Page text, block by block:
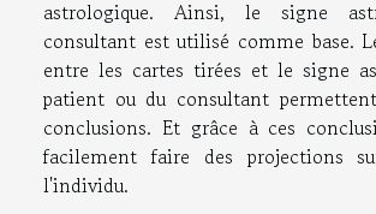
astrologique. Ainsi, le signe
consultant est utilisé comme base.
entre les cartes tirées et le signe
patient ou du consultant
conclusions. Et grâce à ces
facilement faire des projections
l'individu.